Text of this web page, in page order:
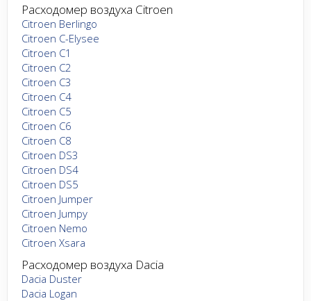
Расходомер воздуха Citroen
Citroen Berlingo
Citroen C-Elysee
Citroen C1
Citroen C2
Citroen C3
Citroen C4
Citroen C5
Citroen C6
Citroen C8
Citroen DS3
Citroen DS4
Citroen DS5
Citroen Jumper
Citroen Jumpy
Citroen Nemo
Citroen Xsara
Расходомер воздуха Dacia
Dacia Duster
Dacia Logan